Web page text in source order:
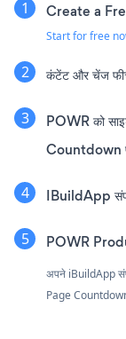
Create a
Start for free
कंटेंट और चेंज
POWR को
Countdown
IBuildApp
POWR
अपने iBuildApp
Page